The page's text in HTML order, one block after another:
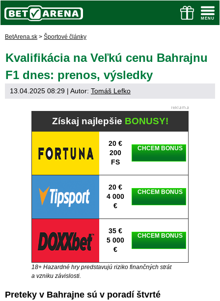
BetArena.sk > Športové články
Kvalifikácia na Veľkú cenu Bahrajnu
F1 dnes: prenos, výsledky
13.04.2025 08:29 | Autor: Tomáš Lefko
Získaj najlepšie BONUSY!
20 €
200
FS
CHCEM BONUS
20 €
4 000
€
CHCEM BONUS
35 €
5 000
€
CHCEM BONUS
18+ Hazardné hry predstavujú riziko finančných strát
a vzniku závislosti.
Preteky v Bahrajne sú v poradí štvrté